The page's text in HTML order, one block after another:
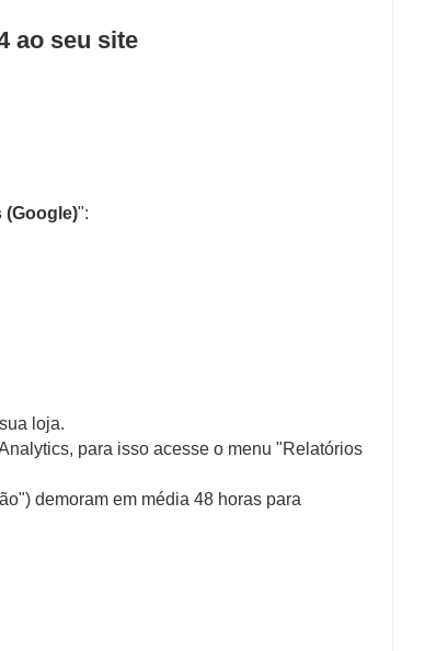
ao seu site
(Google)":
loja.
para isso acesse o menu "Relatórios
demoram em média 48 horas para